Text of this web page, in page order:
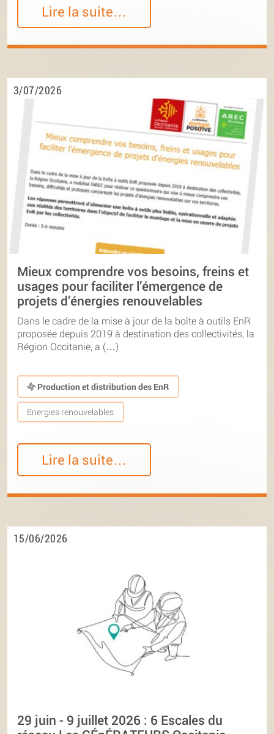
Lire la suite…
3/07/2026
Mieux comprendre vos besoins, freins et
usages pour faciliter l’émergence de
projets d’énergies renouvelables
Dans le cadre de la mise à jour de la boîte à outils EnR
proposée depuis 2019 à destination des collectivités, la
Région Occitanie, a (…)
Production et distribution des EnR
Energies renouvelables
Lire la suite…
15/06/2026
29 juin - 9 juillet 2026 : 6 Escales du